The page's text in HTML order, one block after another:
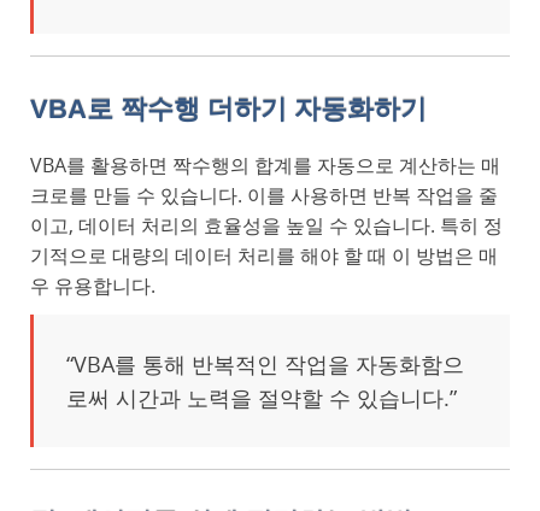
VBA로 짝수행 더하기 자동화하기
VBA를 활용하면 짝수행의 합계를 자동으로 계산하는 매
크로를 만들 수 있습니다. 이를 사용하면 반복 작업을 줄
이고, 데이터 처리의 효율성을 높일 수 있습니다. 특히 정
기적으로 대량의 데이터 처리를 해야 할 때 이 방법은 매
우 유용합니다.
“VBA를 통해 반복적인 작업을 자동화함으
로써 시간과 노력을 절약할 수 있습니다.”